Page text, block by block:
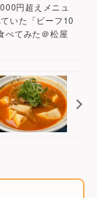
円超えメニュ
いた「ビーフ10
べてみた＠松屋